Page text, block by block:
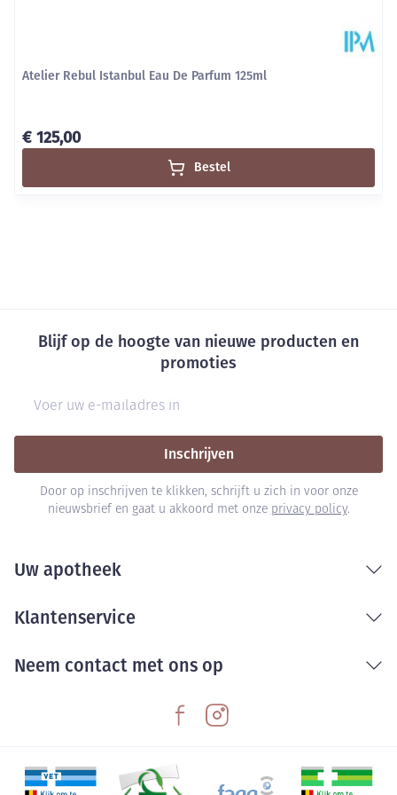
Atelier Rebul Istanbul Eau De Parfum 125ml
€ 125,00
Bestel
Blijf op de hoogte van nieuwe producten en
promoties
Inschrijven
Door op inschrijven te klikken, schrijft u zich in voor onze
nieuwsbrief en gaat u akkoord met onze privacy policy.
Uw apotheek
Klantenservice
Neem contact met ons op